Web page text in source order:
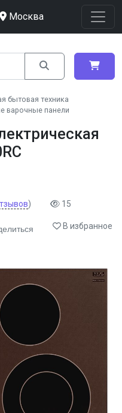
Москва
бытовая техника
варочные панели
) 15
В избранное